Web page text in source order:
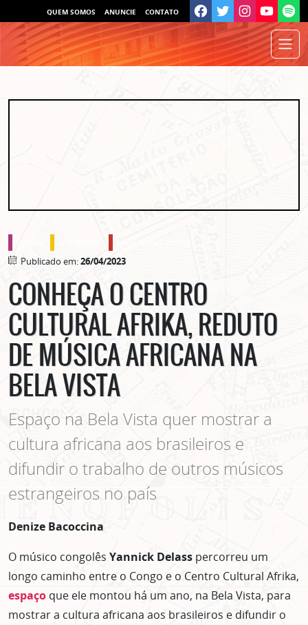
QUEM SOMOS ANUNCIE CONTATO
Publicado em:26/04/2023
CONHEÇA O CENTRO
CULTURAL AFRIKA, REDUTO
DE MÚSICA AFRICANA NA
BELA VISTA
Espaço na Bela Vista quer mostrar a
cultura africana aos brasileiros e
difundir o trabalho de outros músicos
estrangeiros no país
Denize Bacoccina
O músico congolês Yannick Delass percorreu um
longo caminho entre o Congo e o Centro Cultural Afrika,
espaço que ele montou há um ano, na Bela Vista, para
mostrar a cultura africana aos brasileiros e difundir o